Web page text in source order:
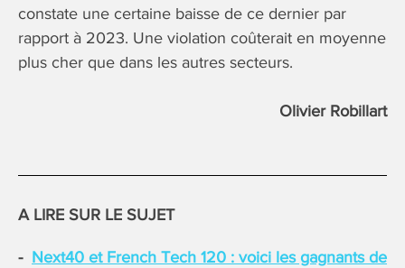
constate une certaine baisse de ce dernier par
rapport à 2023. Une violation coûterait en moyenne
plus cher que dans les autres secteurs.
Olivier Robillart
A LIRE SUR LE SUJET
Next40 et French Tech 120 : voici les gagnants de